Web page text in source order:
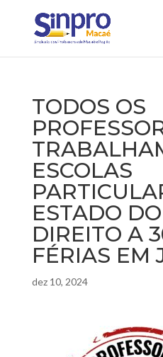
TODOS OS
ESCOLAS
ESTADO
DIREITO A
FÉRIAS EM
dez 10, 2024